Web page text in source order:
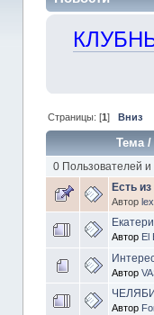
Страницы: [1] Вниз
Тема/
0 Пользователей
Есть
Автор
Автор El
Автор
Автор